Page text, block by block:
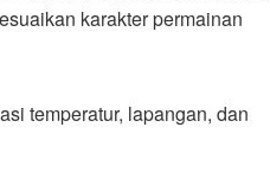
karakter permainan
temperatur, lapangan, dan